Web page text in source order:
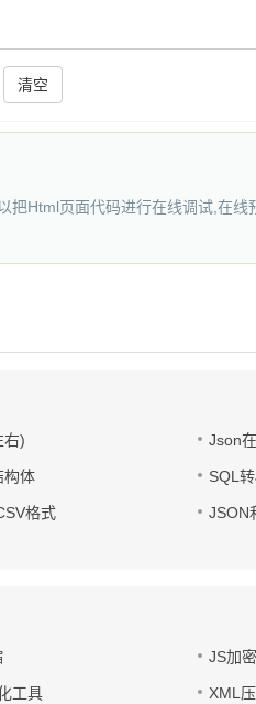
Html页面代码进行在线调试,在线
右) Json
构体 SQL
格式 JSON
JS加
工具 XML